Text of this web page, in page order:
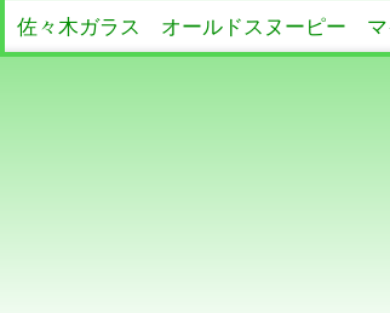
佐々木ガラス オールドスヌーピー